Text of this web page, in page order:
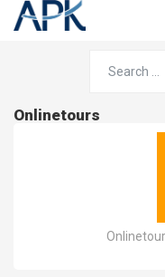
Onlinetours